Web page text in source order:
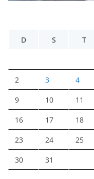
D
S T
2 3 4
9 10 11
16 17 18
23 24 25
30 31